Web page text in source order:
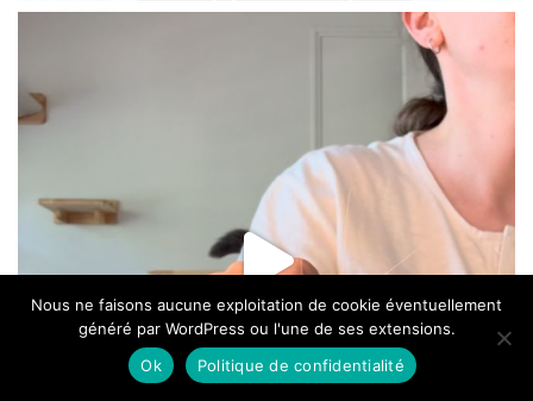
Nous ne faisons aucune exploitation de cookie éventuellement
généré par WordPress ou l'une de ses extensions.
Ok
Politique de confidentialité